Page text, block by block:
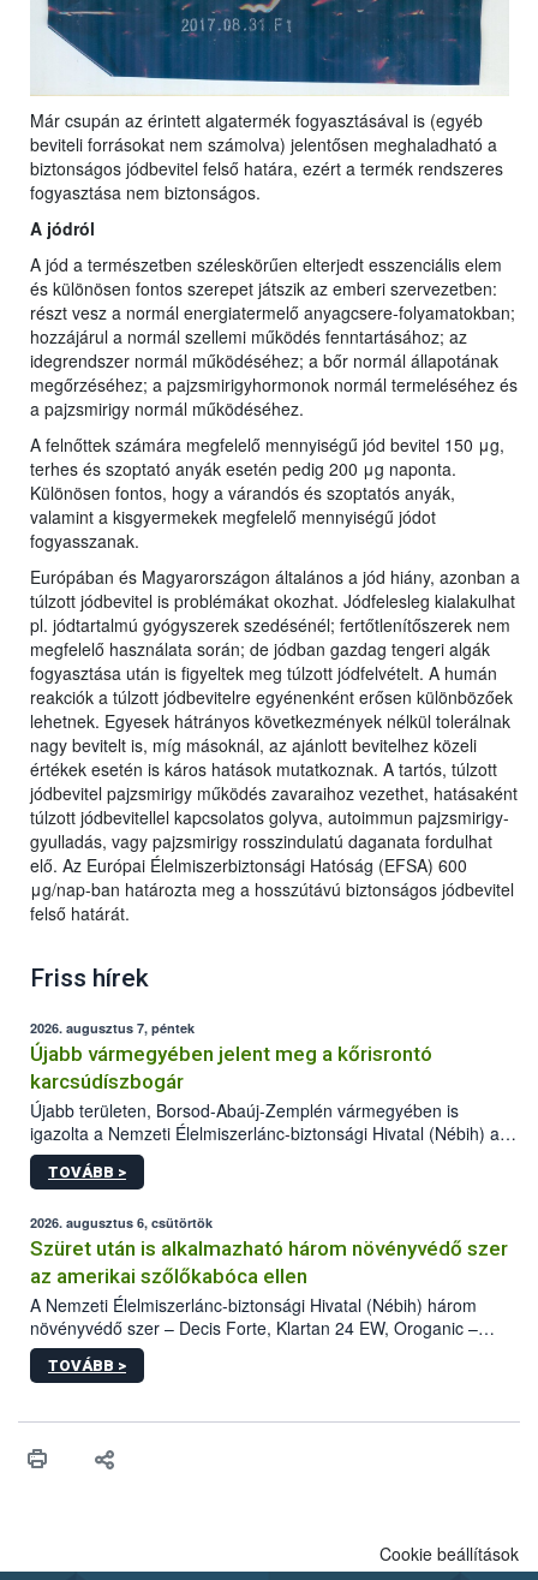
Már csupán az érintett algatermék fogyasztásával is (egyéb
beviteli forrásokat nem számolva) jelentősen meghaladható a
biztonságos jódbevitel felső határa, ezért a termék rendszeres
fogyasztása nem biztonságos.
A jódról
A jód a természetben széleskörűen elterjedt esszenciális elem
és különösen fontos szerepet játszik az emberi szervezetben:
részt vesz a normál energiatermelő anyagcsere-folyamatokban;
hozzájárul a normál szellemi működés fenntartásához; az
idegrendszer normál működéséhez; a bőr normál állapotának
megőrzéséhez; a pajzsmirigyhormonok normál termeléséhez és
a pajzsmirigy normál működéséhez.
A felnőttek számára megfelelő mennyiségű jód bevitel 150 μg,
terhes és szoptató anyák esetén pedig 200 μg naponta.
Különösen fontos, hogy a várandós és szoptatós anyák,
valamint a kisgyermekek megfelelő mennyiségű jódot
fogyasszanak.
Európában és Magyarországon általános a jód hiány, azonban a
túlzott jódbevitel is problémákat okozhat. Jódfelesleg kialakulhat
pl. jódtartalmú gyógyszerek szedésénél; fertőtlenítőszerek nem
megfelelő használata során; de jódban gazdag tengeri algák
fogyasztása után is figyeltek meg túlzott jódfelvételt. A humán
reakciók a túlzott jódbevitelre egyénenként erősen különbözőek
lehetnek. Egyesek hátrányos következmények nélkül tolerálnak
nagy bevitelt is, míg másoknál, az ajánlott bevitelhez közeli
értékek esetén is káros hatások mutatkoznak. A tartós, túlzott
jódbevitel pajzsmirigy működés zavaraihoz vezethet, hatásaként
túlzott jódbevitellel kapcsolatos golyva, autoimmun pajzsmirigy-
gyulladás, vagy pajzsmirigy rosszindulatú daganata fordulhat
elő. Az Európai Élelmiszerbiztonsági Hatóság (EFSA) 600
μg/nap-ban határozta meg a hosszútávú biztonságos jódbevitel
felső határát.
Friss hírek
2026. augusztus 7, péntek
Újabb vármegyében jelent meg a kőrisrontó
karcsúdíszbogár
Újabb területen, Borsod-Abaúj-Zemplén vármegyében is
igazolta a Nemzeti Élelmiszerlánc-biztonsági Hivatal (Nébih) a
kőrisrontó karcsúdíszbogár (Agrilus planipennis) jelenlétét. A
kártevőt nem csak színcsapdában találták meg, de már fertőzött
az intenzív felderítést, emellett az intézkedéseket a szlovák
hatósággal is összehangolják a terjedés megállítása érdekében.
TOVÁBB >
2026. augusztus 6, csütörtök
Szüret után is alkalmazható három növényvédő szer
az amerikai szőlőkabóca ellen
A Nemzeti Élelmiszerlánc-biztonsági Hivatal (Nébih) három
növényvédő szer – Decis Forte, Klartan 24 EW, Oroganic –
engedélyokiratát módosította, így azok a szüretet követően,
egészen a vesszőérettség (BBCH 91) stádiumáig
érésű szőlőkben is legyen lehetőség a károsító elleni további
felhasználók számára is elérhető és ökológiai termesztésben is
TOVÁBB >
Cookie beállítások